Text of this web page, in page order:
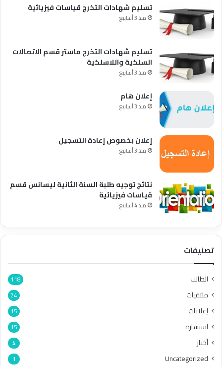
تسليم شهادات التخرج قياسات فيزيائية
منذ 3 أسابيع
تسليم شهادات التخرج ماستر قسم الاتصالات
السلكية واللاسلكية
منذ 3 أسابيع
إعلان هام
منذ 3 أسابيع
إعلان بخصوص إعادة التسجيل
منذ 3 أسابيع
نتائج توجيه طلبة السنة الثانية ليسانس قسم
قياسات فيزيائية
منذ 4 أسابيع
تصنيفات
الطالب 118
ملتقيات 24
إعلانات 15
استشارة 15
أخبار 4
Uncategorized
1